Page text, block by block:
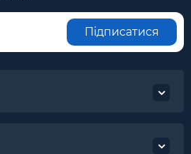
Підписатися